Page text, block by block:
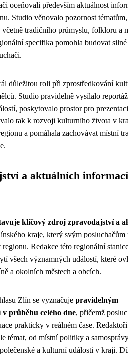
oceňovali především aktuálnost
Studio věnovalo pozornost
tradičního průmyslu, folkloru a
specifika pomohla budovat
důležitou roli při zprostředkování
Studio pravidelně vysílalo
poskytovalo prostor pro prezentaci
tak k rozvoji kulturního života v
a pomáhala zachovávat místní
a aktuálních
klíčový zdroj zpravodajství a
kraje, který svým posluchačům
Redakce této regionální
všech významných událostí, které
a okolních městech a obcích.
Zlín se vyznačuje pravidelným
průběhu celého dne, přičemž
prakticky v reálném čase. Redaktoři
témat, od místní politiky a
a kulturní události v kraji.